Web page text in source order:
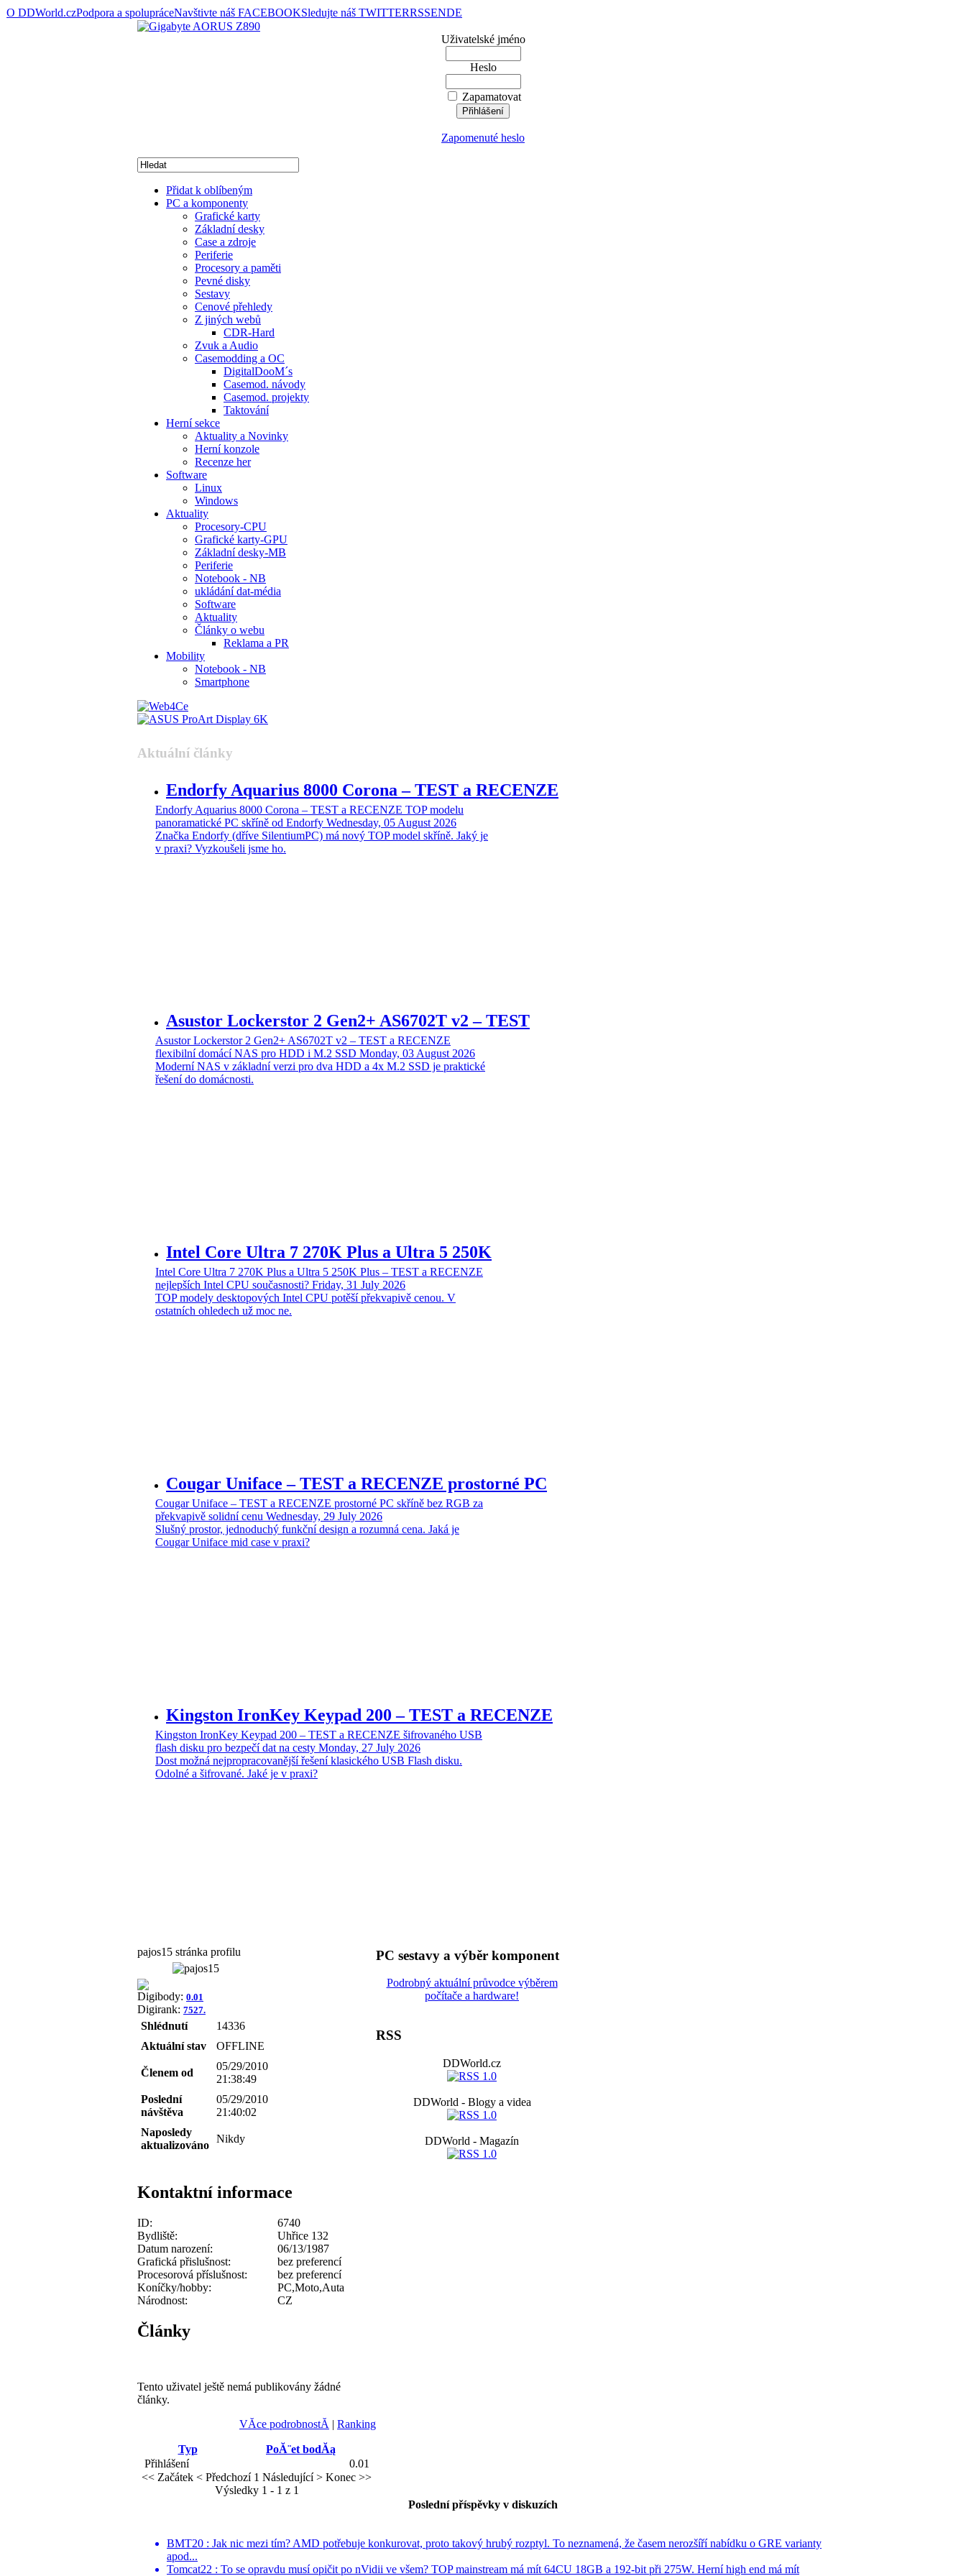
O DDWorld.czPodpora a spolupráceNavštivte náš FACEBOOKSledujte náš TWITTERRSSENDE
Uživatelské jméno
Heslo
Zapamatovat
Zapomenuté heslo
Přidat k oblíbeným
PC a komponenty
Grafické karty
Základní desky
Case a zdroje
Periferie
Procesory a paměti
Pevné disky
Sestavy
Cenové přehledy
Z jiných webů
CDR-Hard
Zvuk a Audio
Casemodding a OC
DigitalDooM´s
Casemod. návody
Casemod. projekty
Taktování
Herní sekce
Aktuality a Novinky
Herní konzole
Recenze her
Software
Linux
Windows
Aktuality
Procesory-CPU
Grafické karty-GPU
Základní desky-MB
Periferie
Notebook - NB
ukládání dat-média
Software
Aktuality
Články o webu
Reklama a PR
Mobility
Notebook - NB
Smartphone
Aktuální články
Endorfy Aquarius 8000 Corona – TEST a RECENZE
Endorfy Aquarius 8000 Corona – TEST a RECENZE TOP modelu
panoramatické PC skříně od Endorfy Wednesday, 05 August 2026
Značka Endorfy (dříve SilentiumPC) má nový TOP model skříně. Jaký je
v praxi? Vyzkoušeli jsme ho.
Asustor Lockerstor 2 Gen2+ AS6702T v2 – TEST
Asustor Lockerstor 2 Gen2+ AS6702T v2 – TEST a RECENZE
flexibilní domácí NAS pro HDD i M.2 SSD Monday, 03 August 2026
Moderní NAS v základní verzi pro dva HDD a 4x M.2 SSD je praktické
řešení do domácnosti.
Intel Core Ultra 7 270K Plus a Ultra 5 250K
Intel Core Ultra 7 270K Plus a Ultra 5 250K Plus – TEST a RECENZE
nejlepších Intel CPU současnosti? Friday, 31 July 2026
TOP modely desktopových Intel CPU potěší překvapivě cenou. V
ostatních ohledech už moc ne.
Cougar Uniface – TEST a RECENZE prostorné PC
Cougar Uniface – TEST a RECENZE prostorné PC skříně bez RGB za
překvapivě solidní cenu Wednesday, 29 July 2026
Slušný prostor, jednoduchý funkční design a rozumná cena. Jaká je
Cougar Uniface mid case v praxi?
Kingston IronKey Keypad 200 – TEST a RECENZE
Kingston IronKey Keypad 200 – TEST a RECENZE šifrovaného USB
flash disku pro bezpečí dat na cesty Monday, 27 July 2026
Dost možná nejpropracovanější řešení klasického USB Flash disku.
Odolné a šifrované. Jaké je v praxi?
pajos15 stránka profilu
Digibody: 0.01
Digirank: 7527.
Shlédnutí
14336
Aktuální stav
OFFLINE
Členem od
05/29/2010
21:38:49
Poslední
návštěva
05/29/2010
21:40:02
Naposledy
aktualizováno
Nikdy
Kontaktní informace
ID:
6740
Bydliště:
Uhřice 132
Datum narození:
06/13/1987
Grafická přislušnost:
bez preferencí
Procesorová příslušnost:
bez preferencí
Koníčky/hobby:
PC,Moto,Auta
Národnost:
CZ
Články
Tento uživatel ještě nemá publikovány žádné
články.
VĂ­ce podrobnostĂ­ | Ranking
Typ
PoĂ¨et bodĂą
Přihlášení
0.01
<< Začátek < Předchozí 1 Následující > Konec >>
Výsledky 1 - 1 z 1
PC sestavy a výběr komponent
Podrobný aktuální průvodce výběrem
počítače a hardware!
RSS
DDWorld.cz
DDWorld - Blogy a videa
DDWorld - Magazín
Poslední příspěvky v diskuzích
BMT20 : Jak nic mezi tím? AMD potřebuje konkurovat, proto takový hrubý rozptyl. To neznamená, že časem nerozšíří nabídku o GRE varianty
apod...
Tomcat22 : To se opravdu musí opičit po nVidii ve všem? TOP mainstream má mít 64CU 18GB a 192-bit při 275W. Herní high end má mít